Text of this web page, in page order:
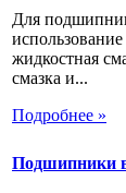
Для
жидкостная
смазка и...
Подробнее »
Подшипники